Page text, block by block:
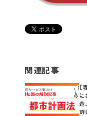
関連記事
【
に
造
詳